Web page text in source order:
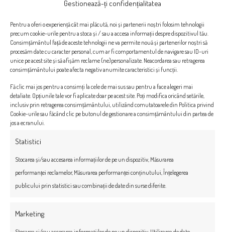
Gestionează-ți confidențialitatea
Pentru a oferi o experiență cât mai plăcută, noi și partenerii noștri folosim tehnologii
precum cookie-urile pentru a stoca și / sau a accesa informații despre dispozitivul tău.
Consimțământul față de aceste tehnologii ne va permite nouă și partenerilor noștri să
procesăm date cu caracter personal, cum ar fi comportamentul de navigare sau ID-uri
unice pe acest site și să afișăm reclame (ne)personalizate. Neacordarea sau retragerea
consimțământului poate afecta negativ anumite caracteristici și funcții.
Fă clic mai jos pentru a consimți la cele de mai sus sau pentru a face alegeri mai
detaliate. Opțiunile tale vor fi aplicate doar pe acest site. Poți modifica oricând setările,
inclusiv prin retragerea consimțământului, utilizând comutatoarele din Politica privind
Cookie-urile sau făcând clic pe butonul de gestionare a consimțământului din partea de
jos a ecranului.
Statistici
Stocarea și/sau accesarea informațiilor de pe un dispozitiv, Măsurarea
performanței reclamelor, Măsurarea performanței conținutului, Înțelegerea
publicului prin statistici sau combinații de date din surse diferite.
Marketing